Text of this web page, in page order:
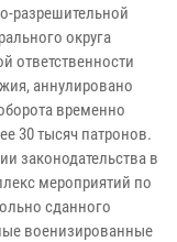
разрешительной
округа
ответственности
аннулировано
временно
30 тысяч патронов.
законодательства в
мероприятий по
сданного
военизированные